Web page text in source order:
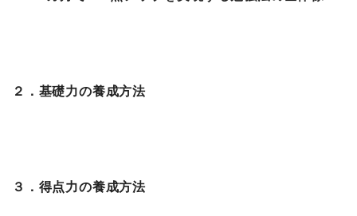
２．基礎力の養成方法
３．得点力の養成方法